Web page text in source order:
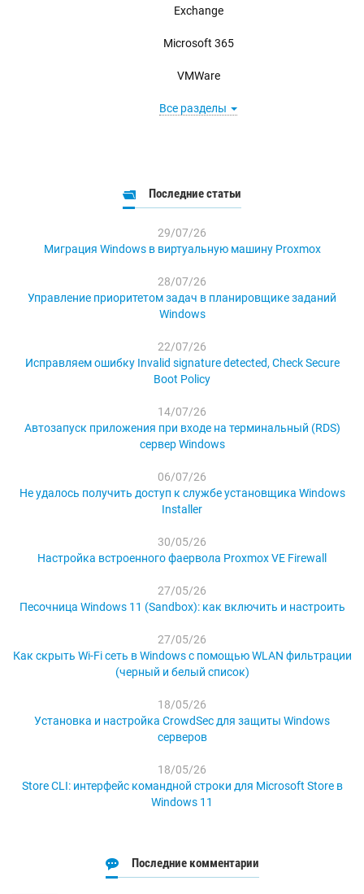
Exchange
Microsoft 365
VMWare
Все разделы
Последние статьи
29/07/26
Миграция Windows в виртуальную машину Proxmox
28/07/26
Управление приоритетом задач в планировщике заданий
Windows
22/07/26
Исправляем ошибку Invalid signature detected, Check Secure
Boot Policy
14/07/26
Автозапуск приложения при входе на терминальный (RDS)
сервер Windows
06/07/26
Не удалось получить доступ к службе установщика Windows
Installer
30/05/26
Настройка встроенного фаервола Proxmox VE Firewall
27/05/26
Песочница Windows 11 (Sandbox): как включить и настроить
27/05/26
Как скрыть Wi-Fi сеть в Windows с помощью WLAN фильтрации
(черный и белый список)
18/05/26
Установка и настройка CrowdSec для защиты Windows
серверов
18/05/26
Store CLI: интерфейс командной строки для Microsoft Store в
Windows 11
Последние комментарии